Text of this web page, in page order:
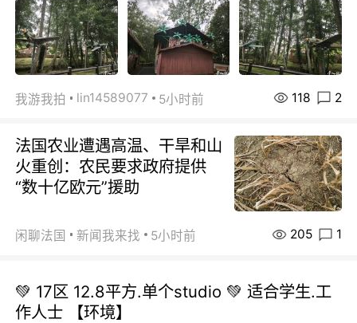
我游我拍 lin14589077 5小时前 118 2
法国农业遭遇高温、干旱和山
火重创：农民要求政府提供
“数十亿欧元”援助
闲聊法国 新闻我来找 5小时前 205 1
💚 17区 12.8平方.单个studio 💚 适合学生.工
作人士 【环境】